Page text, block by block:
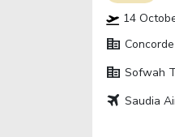
14
corporate_fare
corporate_fare Sofwah
travel Saudia